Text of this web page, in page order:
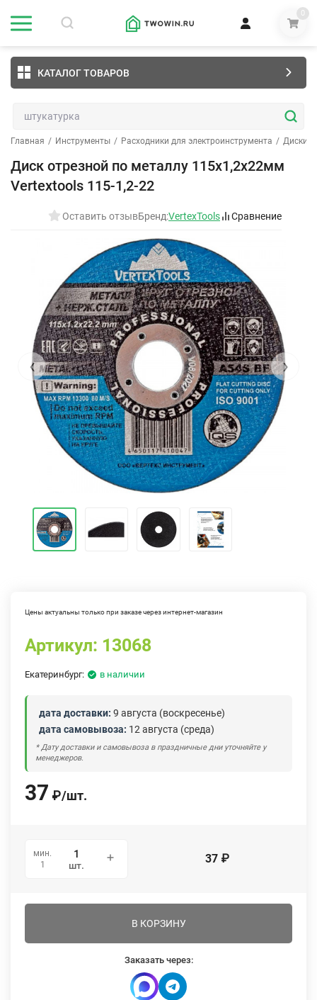
0
КАТАЛОГ ТОВАРОВ
Главная / Инструменты / Расходники для электроинструмента / Диски
Диск отрезной по металлу 115х1,2х22мм
Vertextools 115-1,2-22
Оставить отзывБренд:VertexTools Сравнение
‹ ›
Цены актуальны только при заказе через интернет-магазин
Артикул: 13068
Екатеринбург: в наличии
дата доставки: 9 августа (воскресенье)
дата самовывоза: 12 августа (среда)
* Дату доставки и самовывоза в праздничные дни уточняйте у
менеджеров.
37 ₽/шт.
мин.
1
шт. 37 ₽
В КОРЗИНУ
Заказать через: